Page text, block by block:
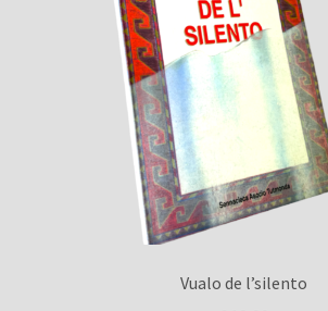
Vualo de l’silento